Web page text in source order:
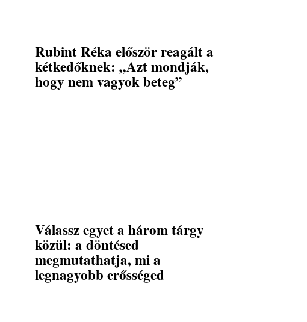
Rubint Réka először reagált a
kétkedőknek: „Azt mondják,
hogy nem vagyok beteg”
Válassz egyet a három tárgy
közül: a döntésed
megmutathatja, mi a
legnagyobb erősséged